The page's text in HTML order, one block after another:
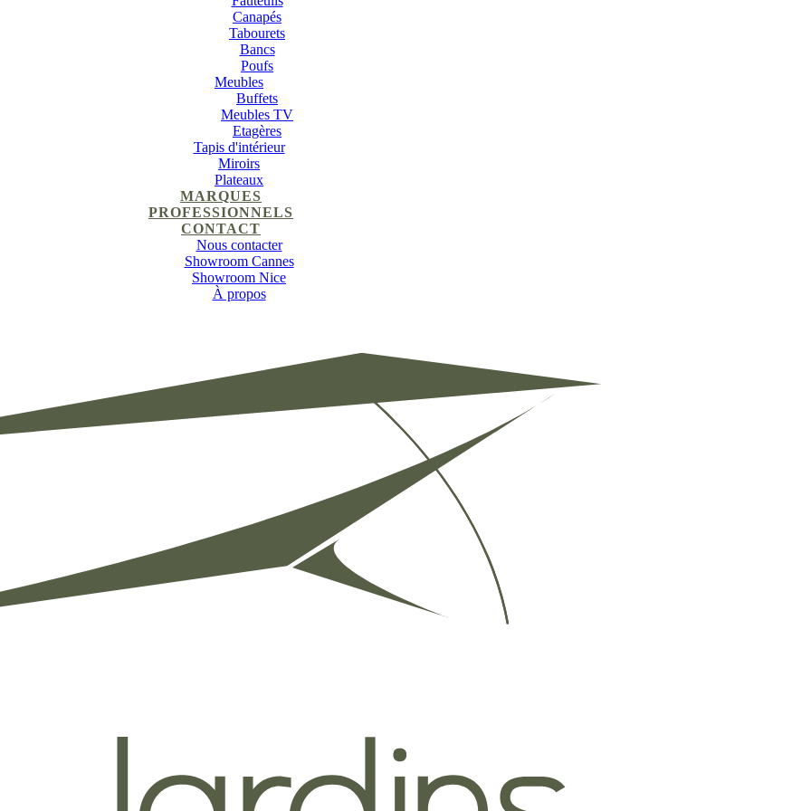
Canapés
Tabourets
Bancs
Poufs
Meubles
Buffets
Meubles TV
Etagères
Tapis d'intérieur
Miroirs
Plateaux
MARQUES
PROFESSIONNELS
CONTACT
Nous contacter
Showroom Cannes
Showroom Nice
À propos